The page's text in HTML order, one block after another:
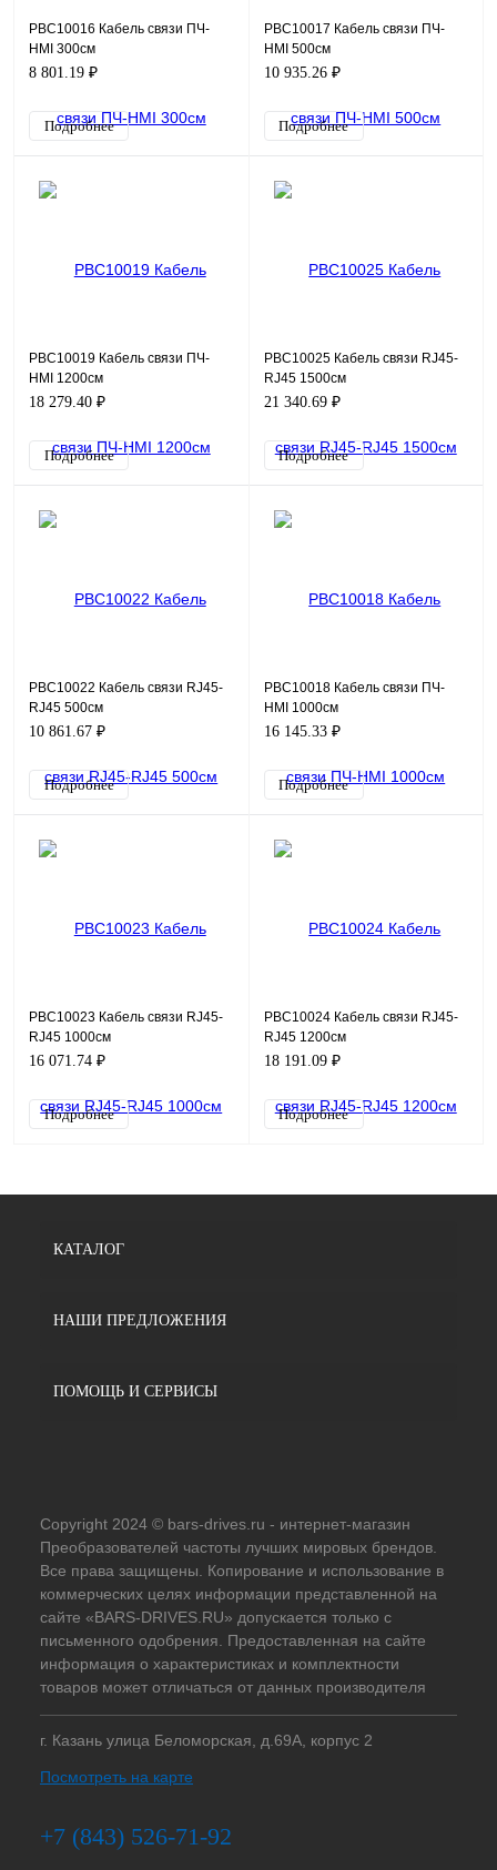
PBC10016 Кабель связи ПЧ-
HMI 300см
8 801.19 ₽
Подробнее
PBC10017 Кабель связи ПЧ-
HMI 500см
10 935.26 ₽
Подробнее
PBC10019 Кабель связи ПЧ-
HMI 1200см
18 279.40 ₽
Подробнее
PBC10025 Кабель связи RJ45-
RJ45 1500см
21 340.69 ₽
Подробнее
PBC10022 Кабель связи RJ45-
RJ45 500см
10 861.67 ₽
Подробнее
PBC10018 Кабель связи ПЧ-
HMI 1000см
16 145.33 ₽
Подробнее
PBC10023 Кабель связи RJ45-
RJ45 1000см
16 071.74 ₽
Подробнее
PBC10024 Кабель связи RJ45-
RJ45 1200см
18 191.09 ₽
Подробнее
КАТАЛОГ
НАШИ ПРЕДЛОЖЕНИЯ
ПОМОЩЬ И СЕРВИСЫ
Copyright 2024 © bars-drives.ru - интернет-магазин
Преобразователей частоты лучших мировых брендов.
Все права защищены. Копирование и использование в
коммерческих целях информации представленной на
сайте «BARS-DRIVES.RU» допускается только с
письменного одобрения. Предоставленная на сайте
информация о характеристиках и комплектности
товаров может отличаться от данных производителя
г. Казань улица Беломорская, д.69А, корпус 2
Посмотреть на карте
+7 (843) 526-71-92